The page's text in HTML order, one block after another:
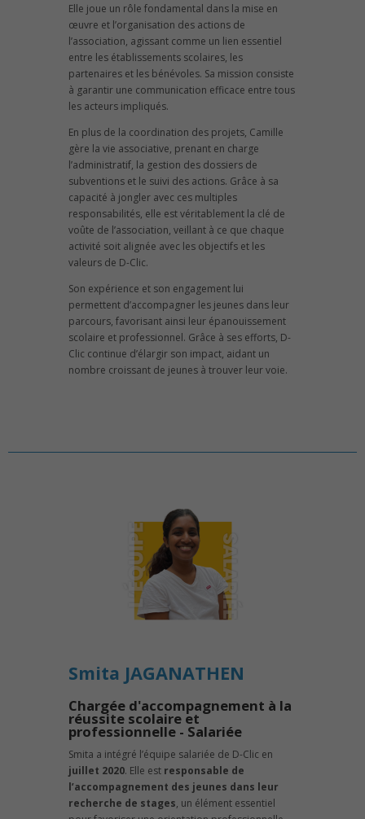
Elle joue un rôle fondamental dans la mise en
œuvre et l’organisation des actions de
l’association, agissant comme un lien essentiel
entre les établissements scolaires, les
partenaires et les bénévoles. Sa mission consiste
à garantir une communication efficace entre tous
les acteurs impliqués.
En plus de la coordination des projets, Camille
gère la vie associative, prenant en charge
l’administratif, la gestion des dossiers de
subventions et le suivi des actions. Grâce à sa
capacité à jongler avec ces multiples
responsabilités, elle est véritablement la clé de
voûte de l’association, veillant à ce que chaque
activité soit alignée avec les objectifs et les
valeurs de D-Clic.
Son expérience et son engagement lui
permettent d’accompagner les jeunes dans leur
parcours, favorisant ainsi leur épanouissement
scolaire et professionnel. Grâce à ses efforts, D-
Clic continue d’élargir son impact, aidant un
nombre croissant de jeunes à trouver leur voie.
Smita JAGANATHEN
Chargée d'accompagnement à la
réussite scolaire et
professionnelle - Salariée
Smita a intégré l’équipe salariée de D-Clic en
juillet 2020. Elle est responsable de
l’accompagnement des jeunes dans leur
recherche de stages, un élément essentiel